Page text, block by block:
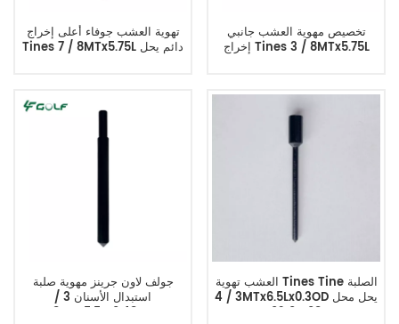
تهوية العشب جوفاء أعلى إخراج
Tines 7 / 8MTx5.75L دائم يحل
تخصيص مهوية العشب جانبي
إخراج Tines 3 / 8MTx5.75L
جولف لاون جرينز مهوية صلبة
استبدال الأسنان 3 /
8MTx5.5Lx0.48OD
العشب تهوية Tines Tine الصلبة
3 / 4MTx6.5Lx0.3OD يحل محل
108-9210